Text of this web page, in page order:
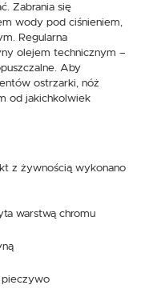
Zabrania się
wody pod ciśnieniem,
Regularna
olejem technicznym –
Aby
ostrzarki, nóż
od jakichkolwiek
z żywnością wykonano
warstwą chromu
pieczywo